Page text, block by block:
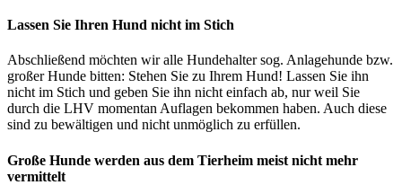
Lassen Sie Ihren Hund nicht im Stich
Abschließend möchten wir alle Hundehalter sog. Anlagehunde bzw.
großer Hunde bitten: Stehen Sie zu Ihrem Hund! Lassen Sie ihn
nicht im Stich und geben Sie ihn nicht einfach ab, nur weil Sie
durch die LHV momentan Auflagen bekommen haben. Auch diese
sind zu bewältigen und nicht unmöglich zu erfüllen.
Große Hunde werden aus dem Tierheim meist nicht mehr
vermittelt